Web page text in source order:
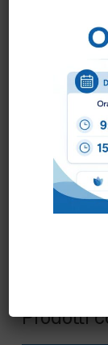
Puoi
scrivendo
Per ogni
Prodotti